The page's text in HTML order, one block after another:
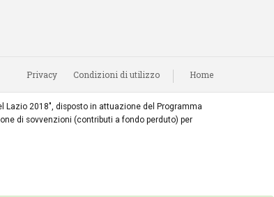
Privacy Condizioni di utilizzo Home
Lazio 2018", disposto in attuazione del Programma
di sovvenzioni (contributi a fondo perduto) per